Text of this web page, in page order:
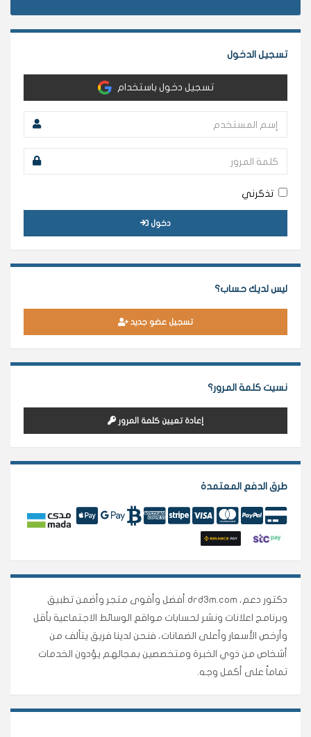
تسجيل الدخول
تسجيل دخول باستخدام
تذكرني
دخول
ليس لديك حساب؟
تسجيل عضو جديد
نسيت كلمة المرور؟
إعادة تعيين كلمة المرور
طرق الدفع المعتمدة
دكتور دعم، drd3m.com أفضل وأقوى متجر وأضمن تطبيق
وبرنامج اعلانات ونشر لحسابات مواقع الوسائط الاجتماعية بأقل
وأرخص الأسعار وأعلى الضمانات، فنحن لدينا فريق يتألف من
أشخاص من ذوي الخبرة ومتخصصين بمجالهم يؤدون الخدمات
تماماً على أكمل وجه.